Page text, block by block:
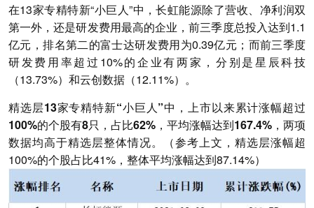
在13家专精特新“小巨人”中，长虹能源除了营收、净利润双
第一外，还是研发费用最高的企业，前三季度总投入达到1.1
亿元，排名第二的富士达研发费用为0.39亿元；而前三季度
研发费用率超过10%的企业有两家，分别是星辰科技
（13.73%）和云创数据（12.11%）。
精选层13家专精特新“小巨人”中，上市以来累计涨幅超过
100%的个股有8只，占比62%，平均涨幅达到167.4%，两项
数据均高于精选层整体情况。
（参考上文，精选层涨幅超
100%的个股占比41%，整体平均涨幅达到87.14%）